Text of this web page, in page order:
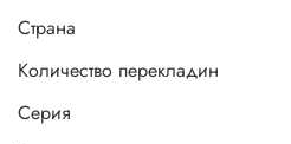
Страна
Количество перекладин
Серия